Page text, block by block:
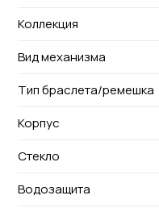
Коллекция
Вид механизма
Тип браслета/ремешка
Корпус
Стекло
Водозащита